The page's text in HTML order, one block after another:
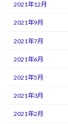
2021年12月
2021年9月
2021年7月
2021年6月
2021年5月
2021年3月
2021年2月